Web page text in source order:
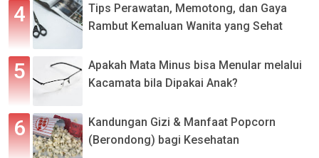
Tips Perawatan, Memotong, dan Gaya
Rambut Kemaluan Wanita yang Sehat
Apakah Mata Minus bisa Menular melalui
Kacamata bila Dipakai Anak?
Kandungan Gizi & Manfaat Popcorn
(Berondong) bagi Kesehatan